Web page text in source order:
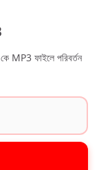
MP3 ফাইলে পরিবর্তন